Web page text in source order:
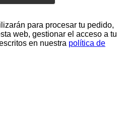
para procesar tu pedido,
web, gestionar el acceso a tu
en nuestra política de